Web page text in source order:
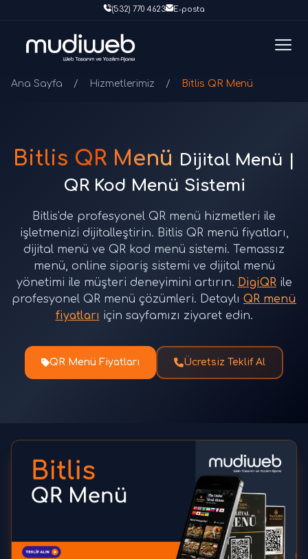
(532) 770 4623 E-posta
Ana Sayfa / Hizmetlerimiz / Bitlis QR Menü
Bitlis QR Menü Dijital Menü |
QR Kod Menü Sistemi
Bitlis'de profesyonel QR menü hizmetleri ile
işletmenizi dijitalleştirin. Bitlis QR menü fiyatları,
dijital menü ve QR kod menü sistemi. Temassız
menü, online sipariş sistemi ve dijital menü
yönetimi ile müşteri deneyimini artırın. DigiQRile
profesyonel QR menü çözümleri. Detaylı QR menü
fiyatları için sayfamızı ziyaret edin.
QR Menü Fiyatları Ücretsiz Teklif Al